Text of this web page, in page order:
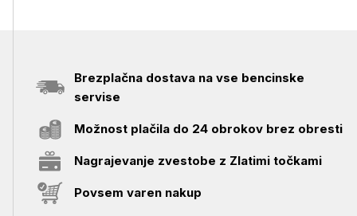
Brezplačna dostava na vse bencinske
servise
Možnost plačila do 24 obrokov brez obresti
Nagrajevanje zvestobe z Zlatimi točkami
Povsem varen nakup